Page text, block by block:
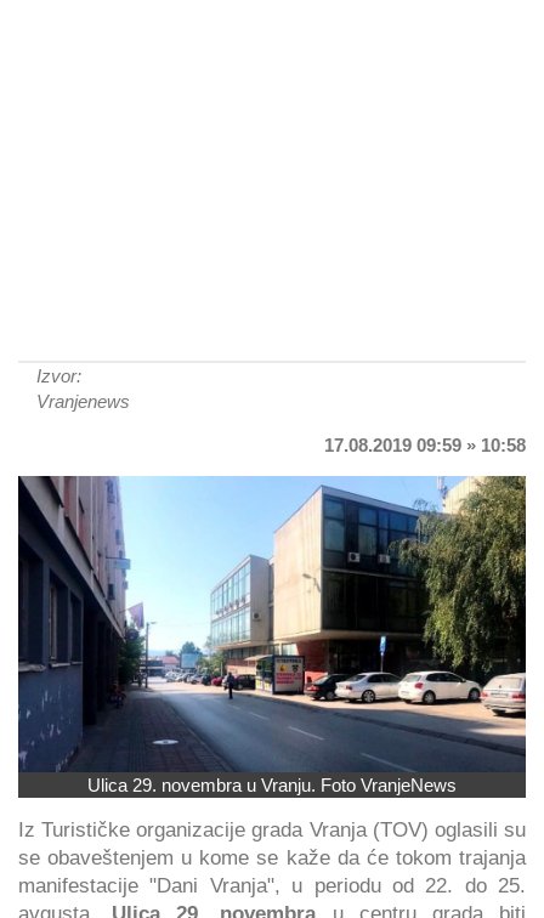
Izvor:
Vranjenews
17.08.2019 09:59 » 10:58
Ulica 29. novembra u Vranju. Foto VranjeNews
Iz Turističke organizacije grada Vranja (TOV) oglasili su
se obaveštenjem u kome se kaže da će tokom trajanja
manifestacije "Dani Vranja", u periodu od 22. do 25.
avgusta,
Ulica 29. novembra u centru grada biti